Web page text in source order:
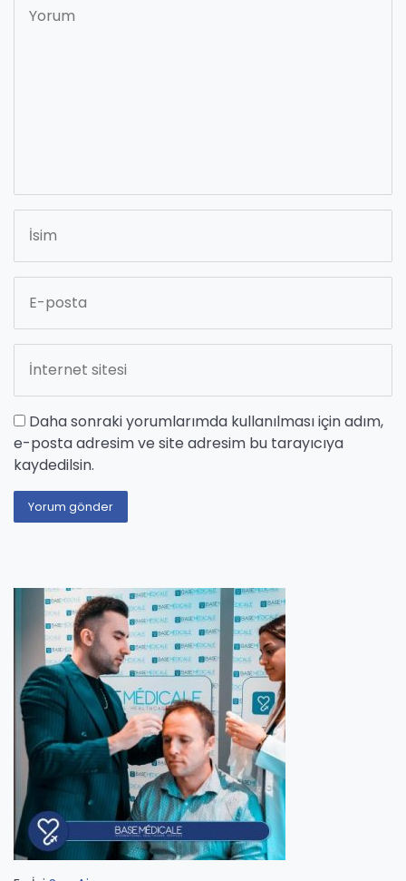
Daha sonraki yorumlarımda kullanılması için adım,
e-posta adresim ve site adresim bu tarayıcıya
kaydedilsin.